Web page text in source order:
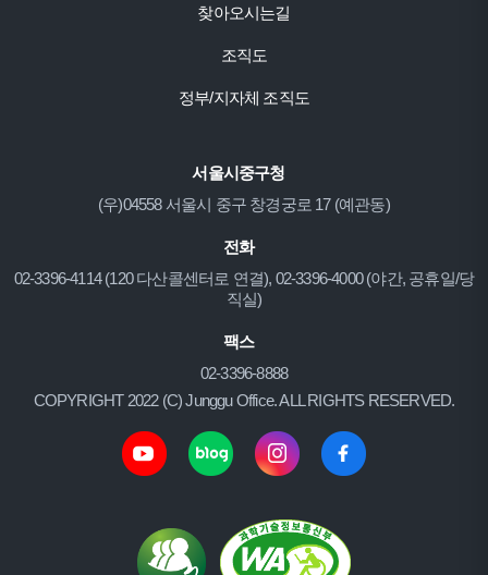
찾아오시는길
조직도
정부/지자체 조직도
서울시중구청
(우)04558 서울시 중구 창경궁로 17 (예관동)
전화
02-3396-4114 (120 다산콜센터로 연결), 02-3396-4000 (야간, 공휴일/당
직실)
팩스
02-3396-8888
COPYRIGHT 2022 (C) Junggu Office. ALL RIGHTS RESERVED.